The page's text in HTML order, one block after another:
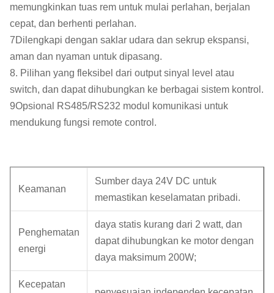
memungkinkan tuas rem untuk mulai perlahan, berjalan
cepat, dan berhenti perlahan.
7Dilengkapi dengan saklar udara dan sekrup ekspansi,
aman dan nyaman untuk dipasang.
8. Pilihan yang fleksibel dari output sinyal level atau
switch, dan dapat dihubungkan ke berbagai sistem kontrol.
9Opsional RS485/RS232 modul komunikasi untuk
mendukung fungsi remote control.
Keamanan
Sumber daya 24V DC untuk
memastikan keselamatan pribadi.
Penghematan
energi
daya statis kurang dari 2 watt, dan
dapat dihubungkan ke motor dengan
daya maksimum 200W;
Kecepatan